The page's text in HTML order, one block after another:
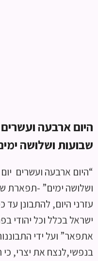
היום ארבעה
שבועות ושלושה
“היום ארבעה ועשרים
ושלושה ימים” -תפארת
עזרני היום, להתבונן
ישראל בכלל וכל יהודי
אתפאר” ועל ידי
בנפשי,לנצח את יצרי,